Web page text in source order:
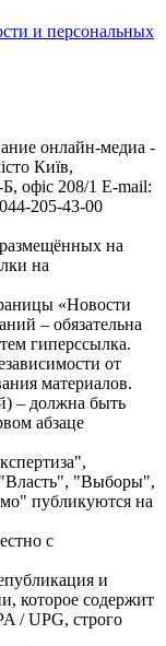
и персональных
онлайн-медиа -
Київ,
208/1 E-mail:
205-43-00
на
на
«Новости
– обязательна
гиперссылка.
от
материалов.
– должна быть
абзаце
"Выборы",
публикуются на
с
и
которое содержит
/ UPG, строго